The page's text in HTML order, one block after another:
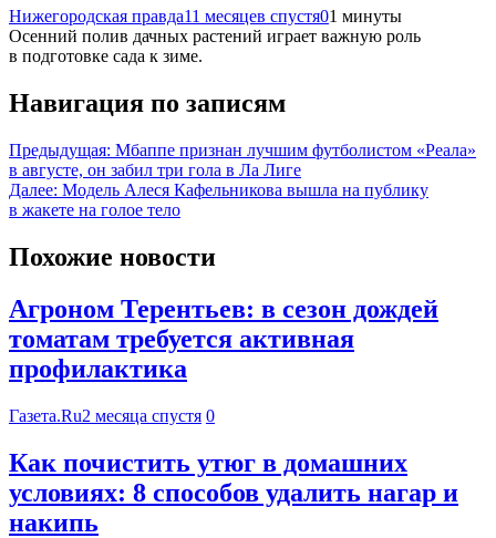
Нижегородская правда11 месяцев спустя01 минуты
Осенний полив дачных растений играет важную роль
в подготовке сада к зиме.
Навигация по записям
Предыдущая: Мбаппе признан лучшим футболистом «Реала»
в августе, он забил три гола в Ла Лиге
Далее: Модель Алеся Кафельникова вышла на публику
в жакете на голое тело
Похожие новости
Агроном Терентьев: в сезон дождей
томатам требуется активная
профилактика
Газета.Ru2 месяца спустя 0
Как почистить утюг в домашних
условиях: 8 способов удалить нагар и
накипь